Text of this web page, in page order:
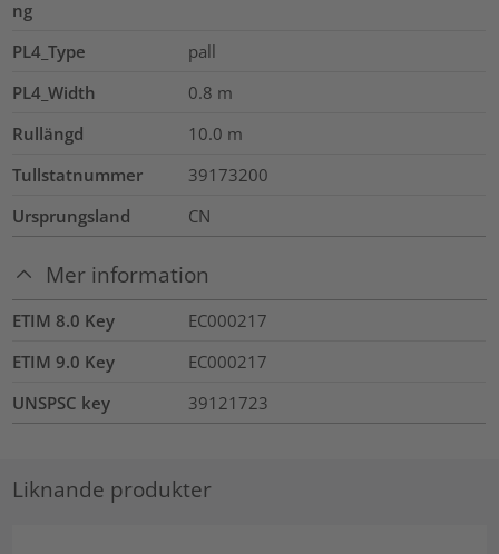
ng
PL4_Type
pall
PL4_Width
0.8 m
Rullängd
10.0 m
Tullstatnummer
39173200
Ursprungsland
CN
Mer information
ETIM 8.0 Key
EC000217
ETIM 9.0 Key
EC000217
UNSPSC key
39121723
Liknande produkter